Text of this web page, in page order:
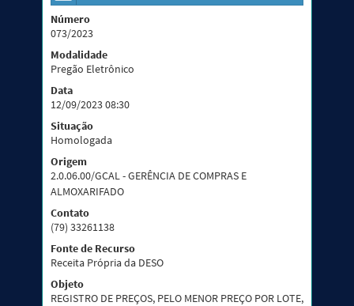
Número
073/2023
Modalidade
Pregão Eletrônico
Data
12/09/2023 08:30
Situação
Homologada
Origem
2.0.06.00/GCAL - GERÊNCIA DE COMPRAS E
ALMOXARIFADO
Contato
(79) 33261138
Fonte de Recurso
Receita Própria da DESO
Objeto
REGISTRO DE PREÇOS, PELO MENOR PREÇO POR LOTE,